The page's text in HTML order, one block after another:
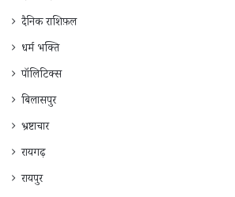
दैनिक राशिफ़ल
धर्म भक्ति
पॉलिटिक्स
बिलासपुर
भ्रष्टाचार
रायगढ़
रायपुर